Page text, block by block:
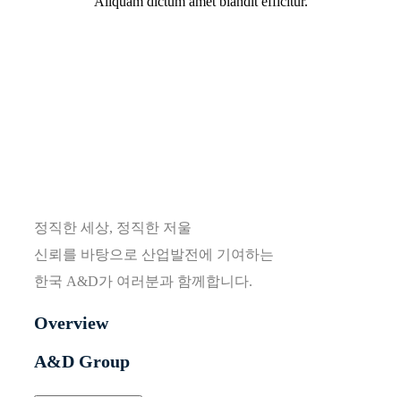
정직한 세상, 정직한 저울
신뢰를 바탕으로 산업발전에 기여하는
한국 A&D가 여러분과 함께합니다.
Overview
A&D Group